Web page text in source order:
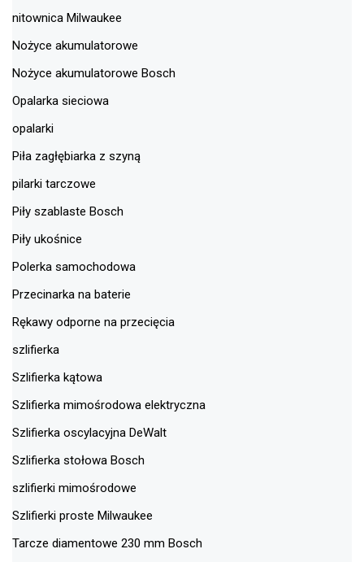
nitownica Milwaukee
Nożyce akumulatorowe
Nożyce akumulatorowe Bosch
Opalarka sieciowa
opalarki
Piła zagłębiarka z szyną
pilarki tarczowe
Piły szablaste Bosch
Piły ukośnice
Polerka samochodowa
Przecinarka na baterie
Rękawy odporne na przecięcia
szlifierka
Szlifierka kątowa
Szlifierka mimośrodowa elektryczna
Szlifierka oscylacyjna DeWalt
Szlifierka stołowa Bosch
szlifierki mimośrodowe
Szlifierki proste Milwaukee
Tarcze diamentowe 230 mm Bosch